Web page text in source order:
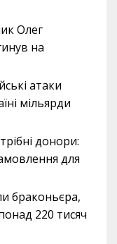
Олег
на
атаки
мільярди
донори:
для
браконьєра,
220 тисяч